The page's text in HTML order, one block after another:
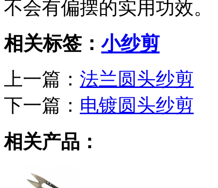
不会有偏摆的实用功效。
相关标签：小纱剪
上一篇： 法兰圆头纱剪
下一篇： 电镀圆头纱剪
相关产品：